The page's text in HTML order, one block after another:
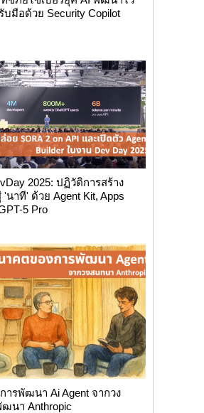
บมือด้วย Security Copilot
2025: ปฏิวัติการสร้าง
าที' ด้วย Agent Kit, Apps
5 Pro
ารพัฒนา Ai Agent จากวง
นา Anthropic